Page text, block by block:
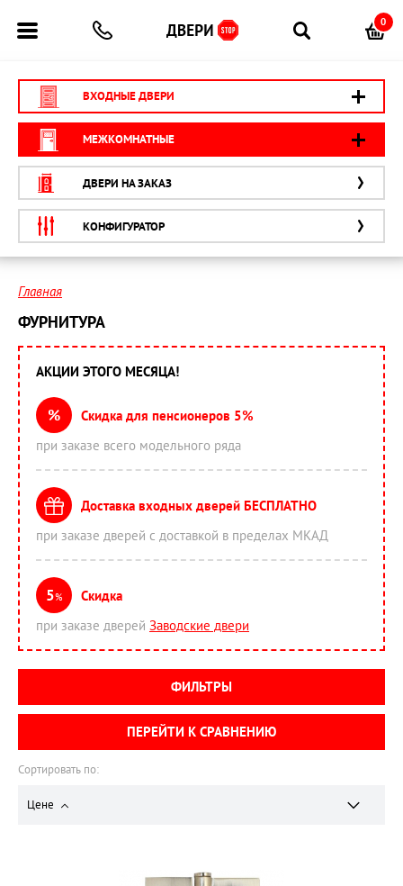
0
ВХОДНЫЕ ДВЕРИ
МЕЖКОМНАТНЫЕ
ДВЕРИ НА ЗАКАЗ
КОНФИГУРАТОР
Главная
ФУРНИТУРА
Сортировать по:
Цене
АКЦИИ ЭТОГО МЕСЯЦА!
%
Скидка для пенсионеров 5%
при заказе всего модельного ряда
Доставка входных дверей БЕСПЛАТНО
при заказе дверей с доставкой в пределах МКАД
5%
Скидка
при заказе дверей Заводские двери
ФИЛЬТРЫ
ПЕРЕЙТИ К СРАВНЕНИЮ